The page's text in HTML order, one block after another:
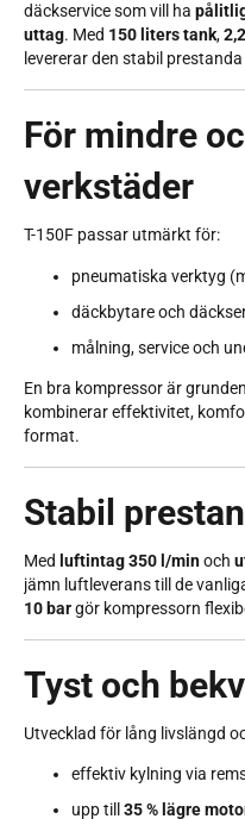
däckservice som vill ha
uttag. Med 150 liters tank,
levererar den stabil
För mindre
verkstäder
T-150F passar utmärkt för:
pneumatiska verktyg
däckbytare och
målning, service och
En bra kompressor är
kombinerar effektivitet,
format.
Stabil
Med luftintag 350 l/minoch
jämn luftleverans till de
10 bargör kompressorn
Tyst och
Utvecklad för lång livslängd
effektiv kylning via
upp till 35 % lägre